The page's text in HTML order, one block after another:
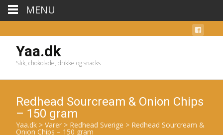
Yaa.dk
Slik, chokolade, drikke og snacks
Redhead Sourcream & Onion Chips
– 150 gram
Yaa.dk > Varer > Redhead Sverige > Redhead Sourcream &
Onion Chips – 150 gram
MENU